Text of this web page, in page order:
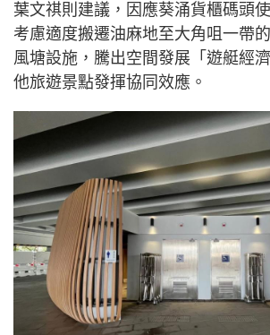
葉文祺則建議，因應葵涌貨櫃碼頭
考慮適度搬遷油麻地至大角咀一帶
風塘設施，騰出空間發展「遊艇經
他旅遊景點發揮協同效應。